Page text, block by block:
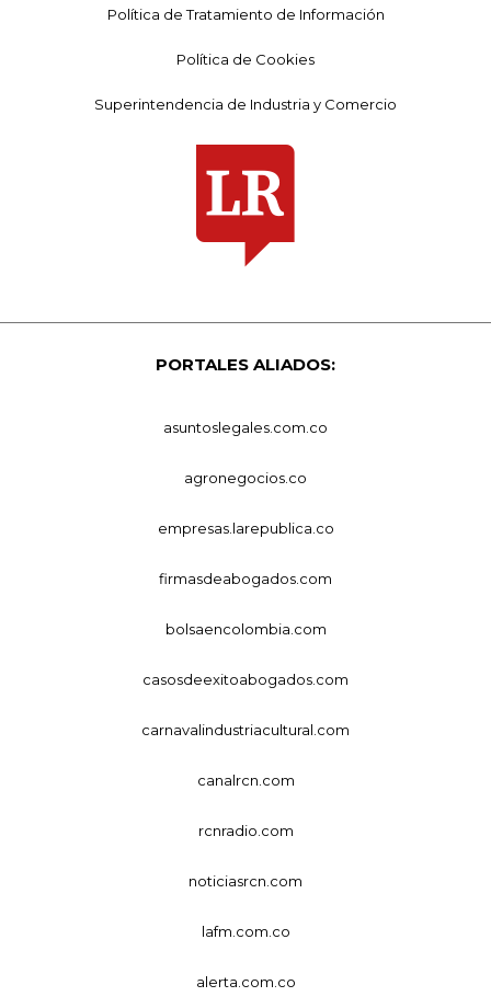
Política de Tratamiento de Información
Política de Cookies
Superintendencia de Industria y Comercio
PORTALES ALIADOS:
asuntoslegales.com.co
agronegocios.co
empresas.larepublica.co
firmasdeabogados.com
bolsaencolombia.com
casosdeexitoabogados.com
carnavalindustriacultural.com
canalrcn.com
rcnradio.com
noticiasrcn.com
lafm.com.co
alerta.com.co